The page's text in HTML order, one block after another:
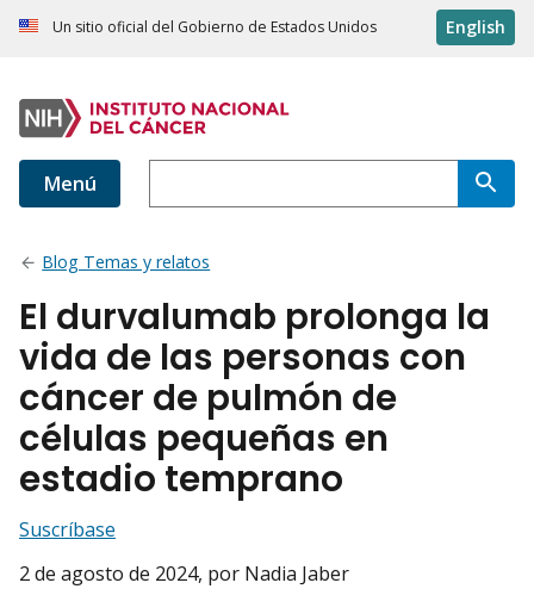
Un sitio oficial del Gobierno de Estados Unidos English
Menú
Blog Temas y relatos
El durvalumab prolonga la
vida de las personas con
cáncer de pulmón de
células pequeñas en
estadio temprano
Suscríbase
2 de agosto de 2024, por Nadia Jaber